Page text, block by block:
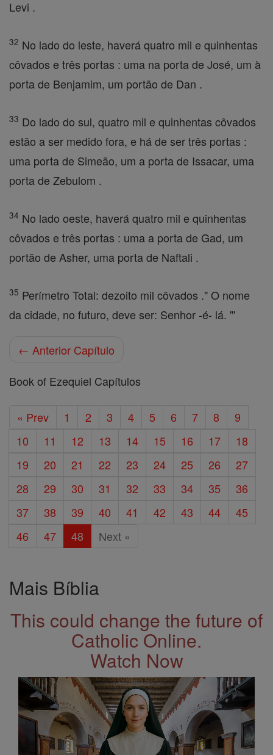
Levi .
32 No lado do leste, haverá quatro mil e quinhentas
côvados e três portas : uma na porta de José, um à
porta de Benjamim, um portão de Dan .
33 Do lado do sul, quatro mil e quinhentas côvados
estão a ser medido fora, e há de ser três portas :
uma porta de Simeão, um a porta de Issacar, uma
porta de Zebulom .
34 No lado oeste, haverá quatro mil e quinhentas
côvados e três portas : uma a porta de Gad, um
portão de Asher, uma porta de Naftali .
35 Perímetro Total: dezoito mil côvados ." O nome
da cidade, no futuro, deve ser: Senhor -é- lá. "'
← Anterior Capítulo
Book of Ezequiel Capítulos
« Prev 1 2 3 4 5 6 7 8
9
10
11 12 13 14 15 16 17
18
19
20 21 22 23 24 25 26
27
28
29 30 31 32 33 34 35
36
37
38 39 40 41 42 43 44
45
46
47 48 Next »
Mais Bíblia
This could change the future of
Catholic Online.
Watch Now